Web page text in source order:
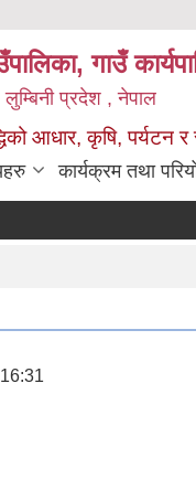
गाउँ
लुम्बिनी प्रदेश , नेपाल
आधार, कृषि, पर्यटन र
कार्यक्रम तथा